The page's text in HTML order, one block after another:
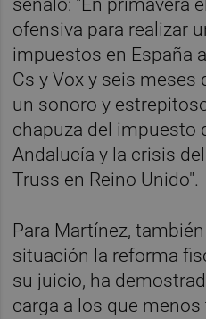
señaló: "En primavera
ofensiva para realizar
impuestos en España
Cs y Vox y seis meses
un sonoro y
chapuza del impuesto
Andalucía y la crisis
Truss en Reino Unido".
Para Martínez,
situación la reforma
su juicio, ha
carga a los que